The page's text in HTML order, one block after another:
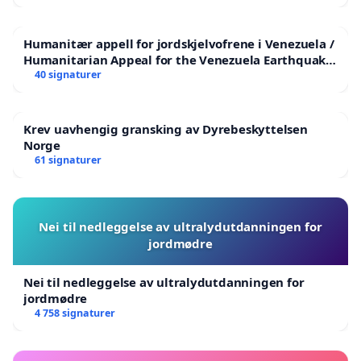
Humanitær appell for jordskjelvofrene i Venezuela /
Humanitarian Appeal for the Venezuela Earthquake
Victims
40 signaturer
Krev uavhengig gransking av Dyrebeskyttelsen
Norge
61 signaturer
Nei til nedleggelse av ultralydutdanningen for
jordmødre
Nei til nedleggelse av ultralydutdanningen for
jordmødre
4 758 signaturer